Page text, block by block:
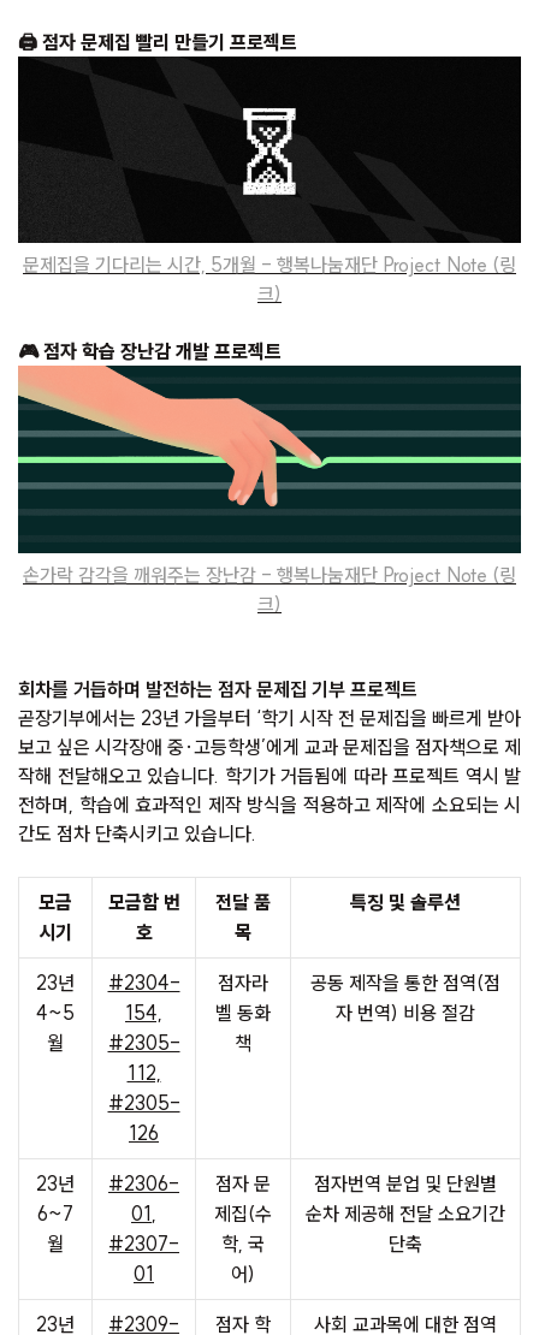
🖨 점자 문제집 빨리 만들기 프로젝트
문제집을 기다리는 시간, 5개월 - 행복나눔재단 Project Note (링
크)
🎮 점자 학습 장난감 개발 프로젝트
손가락 감각을 깨워주는 장난감 - 행복나눔재단 Project Note (링
크)
회차를 거듭하며 발전하는 점자 문제집 기부 프로젝트
곧장기부에서는 23년 가을부터 ‘학기 시작 전 문제집을 빠르게 받아
보고 싶은 시각장애 중·고등학생’에게 교과 문제집을 점자책으로 제
작해 전달해오고 있습니다. 학기가 거듭됨에 따라 프로젝트 역시 발
전하며, 학습에 효과적인 제작 방식을 적용하고 제작에 소요되는 시
간도 점차 단축시키고 있습니다.
모금
시기
모금함 번
호
전달 품
목
특징 및 솔루션
23년
4~5
월
#2304-
154,
#2305-
112,
#2305-
126
점자라
벨 동화
책
공동 제작을 통한 점역(점
자 번역) 비용 절감
23년
6~7
월
#2306-
01
#2307-
01
점자 문
제집(수
학, 국
어)
점자번역 분업 및 단원별
순차 제공해 전달 소요기간
단축
23년
#2309-
점자 학
사회 교과목에 대한 점역